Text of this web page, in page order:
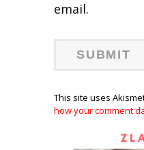
email.
This site uses
how your comment